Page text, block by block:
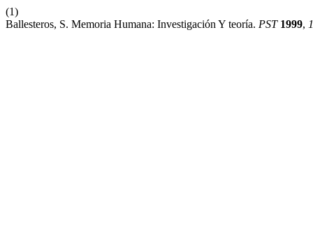
(1)
Ballesteros, S. Memoria Humana: Investigación Y teoría. PST 1999,